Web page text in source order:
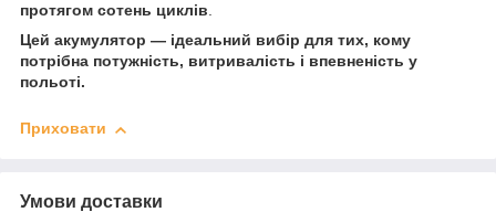
протягом сотень циклів.
Цей акумулятор — ідеальний вибір для тих, кому
потрібна потужність, витривалість і впевненість у
польоті.
Приховати
Умови доставки